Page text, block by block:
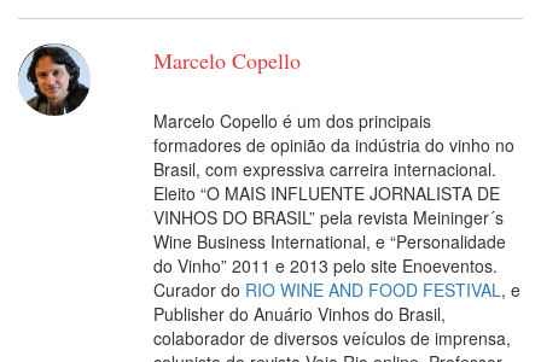
Marcelo Copello
Marcelo Copello é um dos principais
formadores de opinião da indústria do vinho no
Brasil, com expressiva carreira internacional.
Eleito “O MAIS INFLUENTE JORNALISTA DE
VINHOS DO BRASIL” pela revista Meininger´s
Wine Business International, e “Personalidade
do Vinho” 2011 e 2013 pelo site Enoeventos.
Curador do RIO WINE AND FOOD FESTIVAL, e
Publisher do Anuário Vinhos do Brasil,
colaborador de diversos veículos de imprensa,